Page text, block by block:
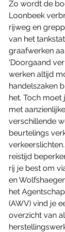
Zo wordt de
Loonbeek
rijweg en
van het
graafwerken
'Doorgaand
werken altijd
handelszaken
het. Toch moet
met
verschillende
beurtelings
reistijd
rij je best om
en
het
(AWV) vind je
overzicht van